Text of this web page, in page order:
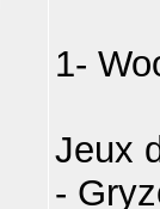
1-
Jeux
-